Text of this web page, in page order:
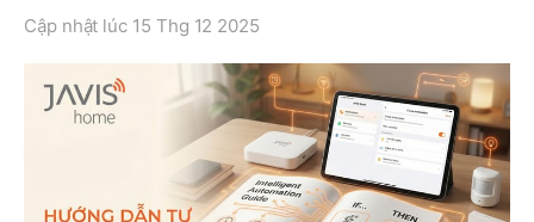
Cập nhật lúc 15 Thg 12 2025